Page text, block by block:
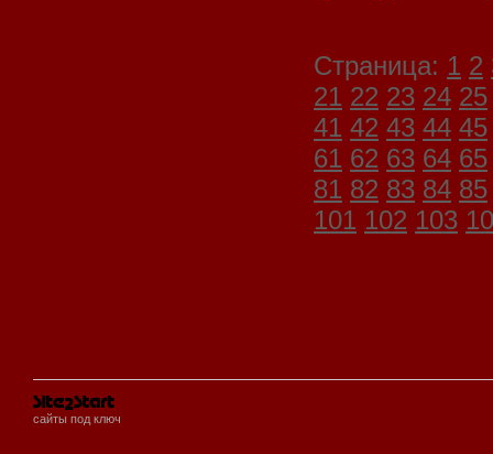
Страница: 1 2
21 22 23 24 25
41 42 43 44 45
61 62 63 64 65
81 82 83 84 85
101 102 103
сайты под ключ